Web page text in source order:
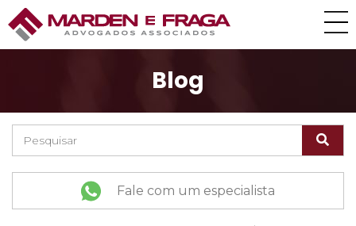
Blog
Fale com um especialista